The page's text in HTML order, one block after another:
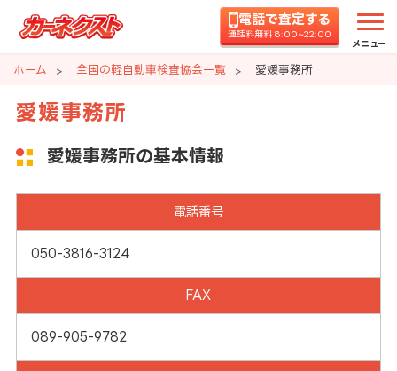
電話で査定する
通話料無料 8:00~22:00
メニュー
ホーム 全国の軽自動車検査協会一覧 愛媛事務所
愛媛事務所
愛媛事務所の基本情報
電話番号
050-3816-3124
FAX
089-905-9782